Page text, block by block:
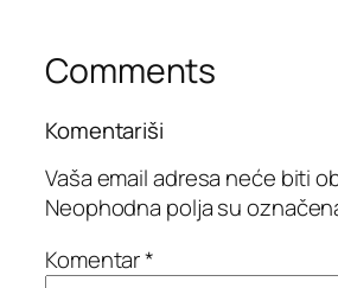
Comments
Komentariši
Vaša email adresa neće biti
Neophodna polja su
Komentar*